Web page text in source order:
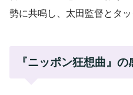
勢に共鳴し、太田監督とタ
『ニッポン狂想曲』の